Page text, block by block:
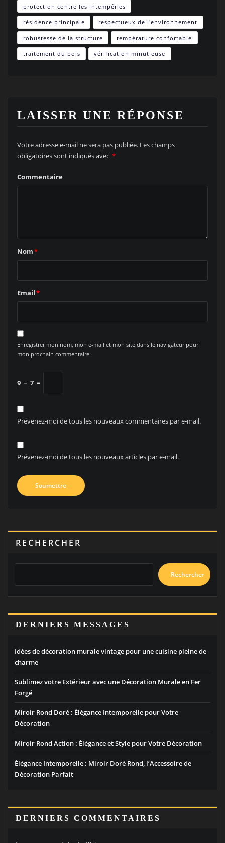
protection contre les intempéries
résidence principale respectueux de l'environnement
robustesse de la structure température confortable
traitement du bois vérification minutieuse
LAISSER UNE RÉPONSE
Votre adresse e-mail ne sera pas publiée. Les champs
obligatoires sont indiqués avec *
Commentaire
Nom*
Email*
Enregistrer mon nom, mon e-mail et mon site dans le navigateur pour
mon prochain commentaire.
9 − 7 =
Prévenez-moi de tous les nouveaux commentaires par e-mail.
Prévenez-moi de tous les nouveaux articles par e-mail.
RECHERCHER
Rechercher
DERNIERS MESSAGES
Idées de décoration murale vintage pour une cuisine pleine de
charme
Sublimez votre Extérieur avec une Décoration Murale en Fer
Forgé
Miroir Rond Doré : Élégance Intemporelle pour Votre
Décoration
Miroir Rond Action : Élégance et Style pour Votre Décoration
Élégance Intemporelle : Miroir Doré Rond, l’Accessoire de
Décoration Parfait
DERNIERS COMMENTAIRES